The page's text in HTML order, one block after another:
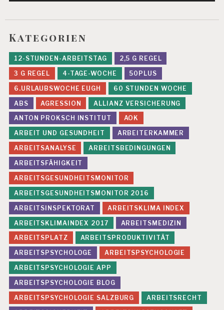
Kategorien
12-STUNDEN-ARBEITSTAG
2,5 G REGEL
3 G REGEL
4-TAGE-WOCHE
50PLUS
6.URLAUBSWOCHE EUGH
60 STUNDEN WOCHE
ABS
AGRESSION
ALLIANZ VERSICHERUNG
ANTON PROKSCH INSTITUT
AOK
ARBEIT UND GESUNDHEIT
ARBEITERKAMMER
ARBEITSANALYSE
ARBEITSBEDINGUNGEN
ARBEITSFÄHIGKEIT
ARBEITSGESUNDHEITSMONITOR
ARBEITSGESUNDHEITSMONITOR 2016
ARBEITSINSPEKTORAT
ARBEITSKLIMA INDEX
ARBEITSKLIMAINDEX 2017
ARBEITSMEDIZIN
ARBEITSPLATZ
ARBEITSPRODUKTIVITÄT
ARBEITSPSYCHOLOGE
ARBEITSPSYCHOLOGIE
ARBEITSPSYCHOLOGIE APP
ARBEITSPSYCHOLOGIE BLOG
ARBEITSPSYCHOLOGIE SALZBURG
ARBEITSRECHT